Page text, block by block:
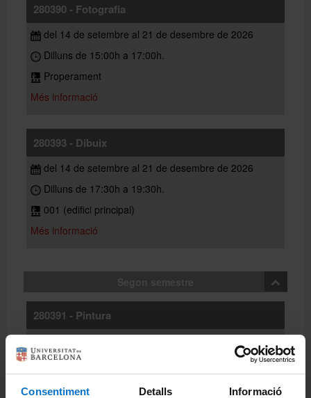
Consentiment Detalls Informació
280390 - Fotografia
del 14 de setembre al 21 de desembre de 2026
Dilluns de 15:00h a 17:00h.
Properament
Més informació
280393 - Dibuix
del 14 de setembre al 21 de desembre de 2026
Dilluns de 17:30h a 19:30h.
001 (edifici principal)
Més informació
280391 - Pintura
Dilluns de 15:00h a 17:00h.